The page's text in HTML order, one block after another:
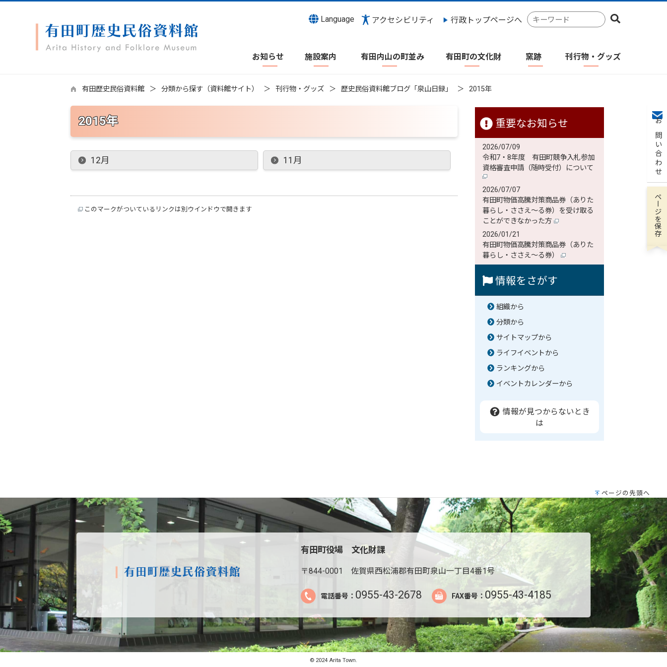
Language アクセシビリティ 行政トップページへ
検
索
ワ
お知らせ 施設案内 有田内山の町並み 有田町の文化財 窯跡 刊行物・グッズ
お問い合わせ
有田歴史民俗資料館 分類から探す（資料館サイト） 刊行物・グッズ 歴史民俗資料館ブログ「泉山日録」 2015年
2015年
12月 11月
このマークがついているリンクは別ウインドウで開きます
重要なお知らせ
2026/07/09
令和7・8年度 有田町競争入札参加
資格審査申請（随時受付）について
2026/07/07
有田町物価高騰対策商品券（ありた
暮らし・ささえ～る券）を受け取る
ことができなかった方
2026/01/21
有田町物価高騰対策商品券（ありた
暮らし・ささえ～る券）
情報をさがす
組織から
分類から
サイトマップから
ライフイベントから
ランキングから
イベントカレンダーから
情報が見つからないとき
は
ページの先頭へ
有田町役場 文化財課
〒844-0001 佐賀県西松浦郡有田町泉山一丁目4番1号
電話番号： 0955-43-2678 FAX番号： 0955-43-4185
© 2024 Arita Town.
ページを保存